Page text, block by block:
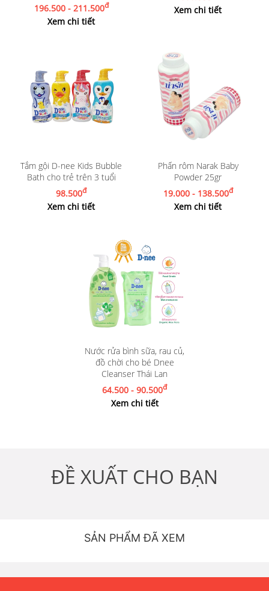
196.500 - 211.500đ
Xem chi tiết
Xem chi tiết
Tắm gội D-nee Kids Bubble
Bath cho trẻ trên 3 tuổi
98.500đ
Xem chi tiết
Phấn rôm Narak Baby
Powder 25gr
19.000 - 138.500đ
Xem chi tiết
Nước rửa bình sữa, rau củ,
đồ chời cho bé Dnee
Cleanser Thái Lan
64.500 - 90.500đ
Xem chi tiết
ĐỀ XUẤT CHO BẠN
SẢN PHẨM ĐÃ XEM